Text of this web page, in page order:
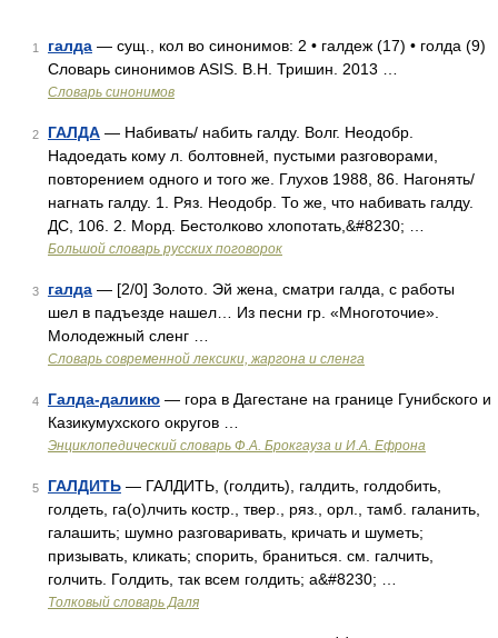
1 галда — сущ., кол во синонимов: 2 • галдеж (17) • голда (9)
Словарь синонимов ASIS. В.Н. Тришин. 2013 …
Словарь синонимов
2 ГАЛДА — Набивать/ набить галду. Волг. Неодобр.
Надоедать кому л. болтовней, пустыми разговорами,
повторением одного и того же. Глухов 1988, 86. Нагонять/
нагнать галду. 1. Ряз. Неодобр. То же, что набивать галду.
ДС, 106. 2. Морд. Бестолково хлопотать,&#8230; …
Большой словарь русских поговорок
3 галда — [2/0] Золото. Эй жена, сматри галда, с работы
шел в падъезде нашел… Из песни гр. «Многоточие».
Молодежный сленг …
Cловарь современной лексики, жаргона и сленга
4 Галда-даликю — гора в Дагестане на границе Гунибского и
Казикумухского округов …
Энциклопедический словарь Ф.А. Брокгауза и И.А. Ефрона
5 ГАЛДИТЬ — ГАЛДИТЬ, (голдить), галдить, голдобить,
голдеть, га(о)лчить костр., твер., ряз., орл., тамб. галанить,
галашить; шумно разговаривать, кричать и шуметь;
призывать, кликать; спорить, браниться. см. галчить,
голчить. Голдить, так всем голдить; а&#8230; …
Толковый словарь Даля